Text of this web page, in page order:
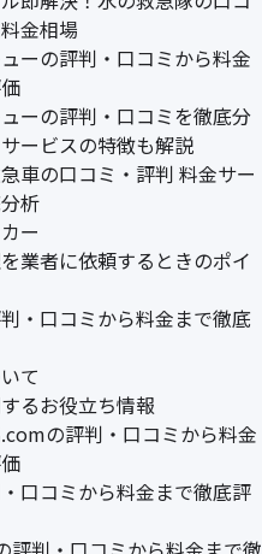
金相場
ーの評判・口コミから料金
ーの評判・口コミを徹底分
ービスの特徴も解説
車の口コミ・評判 料金サー
析
ー
業者に依頼するときのポイ
・口コミから料金まで徹底
て
るお役立ち情報
の評判・口コミから料金
口コミから料金まで徹底評